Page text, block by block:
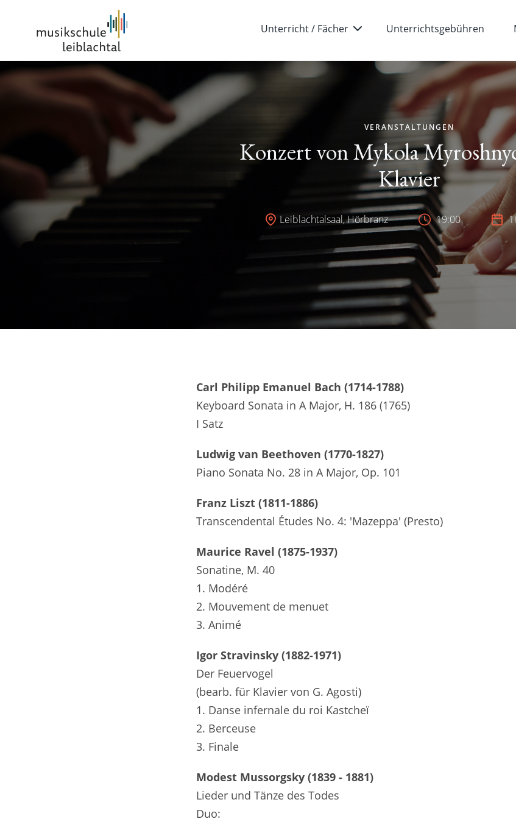
Unterricht / Fächer Unterrichtsgebühren
VERANSTALTUNGEN
Konzert von Mykola
Klavier
Leiblachtalsaal, Hörbranz 19:00
Carl Philipp Emanuel Bach (1714-1788)
Keyboard Sonata in A Major, H. 186 (1765)
I Satz
Ludwig van Beethoven (1770-1827)
Piano Sonata No. 28 in A Major, Op. 101
Franz Liszt (1811-1886)
Transcendental Études No. 4: 'Mazeppa' (Presto)
Maurice Ravel (1875-1937)
Sonatine, M. 40
1. Modéré
2. Mouvement de menuet
3. Animé
Igor Stravinsky (1882-1971)
Der Feuervogel
(bearb. für Klavier von G. Agosti)
1. Danse infernale du roi Kastcheï
2. Berceuse
3. Finale
Modest Mussorgsky (1839 - 1881)
Lieder und Tänze des Todes
Duo: